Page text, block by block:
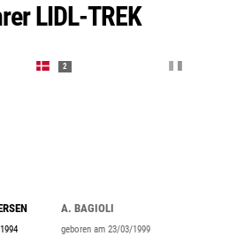
LIDL-TREK
2
A. BAGIOLI
geboren am 23/03/1999